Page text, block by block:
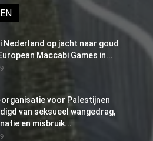
Nederland op jacht naar goud
Maccabi Games in...
organisatie voor Palestijnen
van seksueel wangedrag,
en misbruik...